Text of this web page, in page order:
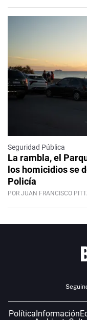
Seguridad Pública
La rambla, el
los homicidios se
Policía
POR JUAN FRANCISCO
Política Información